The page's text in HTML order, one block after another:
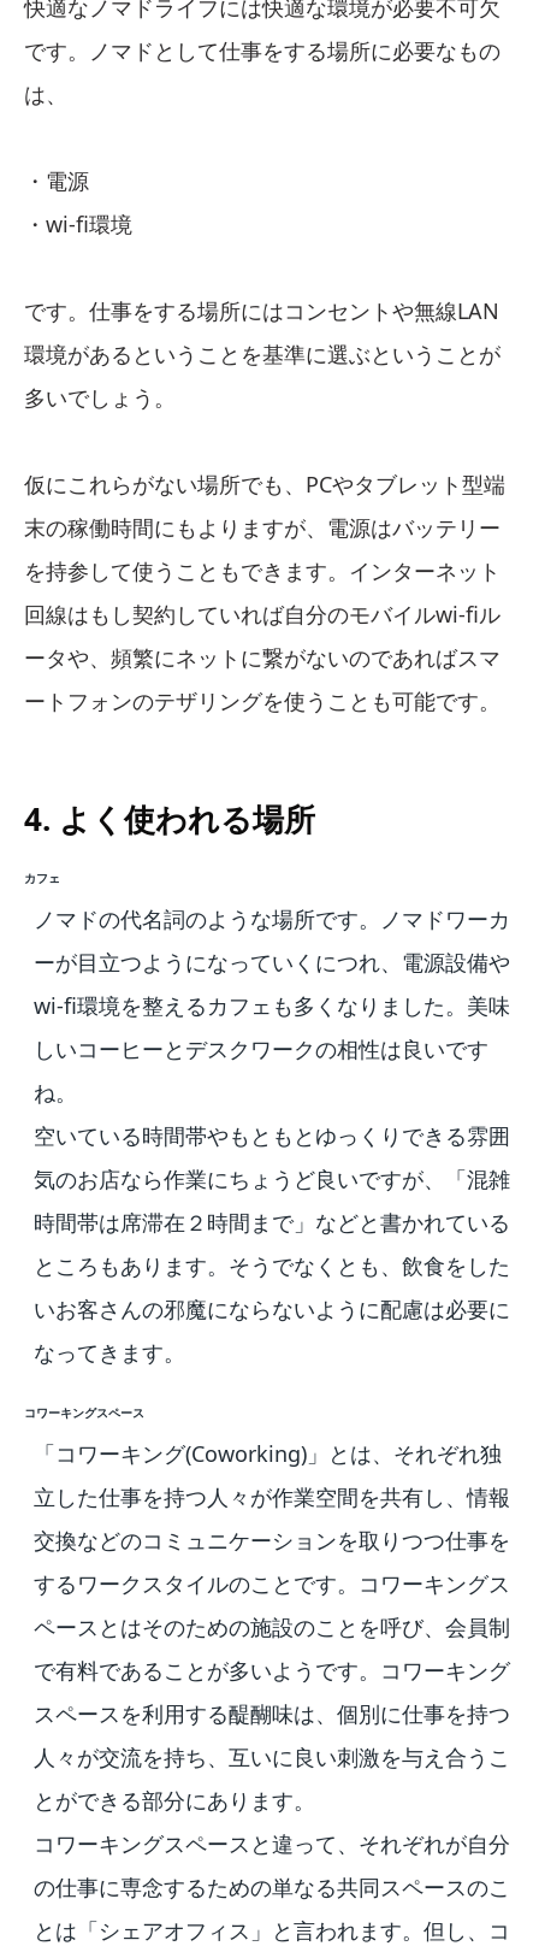
快適なノマドライフには快適な環境が必要不可欠
です。ノマドとして仕事をする場所に必要なもの
は、
・電源
・wi-fi環境
です。仕事をする場所にはコンセントや無線LAN
環境があるということを基準に選ぶということが
多いでしょう。
仮にこれらがない場所でも、PCやタブレット型端
末の稼働時間にもよりますが、電源はバッテリー
を持参して使うこともできます。インターネット
回線はもし契約していれば自分のモバイルwi-fiル
ータや、頻繁にネットに繋がないのであればスマ
ートフォンのテザリングを使うことも可能です。
4. よく使われる場所
カフェ
ノマドの代名詞のような場所です。ノマドワーカ
ーが目立つようになっていくにつれ、電源設備や
wi-fi環境を整えるカフェも多くなりました。美味
しいコーヒーとデスクワークの相性は良いです
ね。
空いている時間帯やもともとゆっくりできる雰囲
気のお店なら作業にちょうど良いですが、「混雑
時間帯は席滞在２時間まで」などと書かれている
ところもあります。そうでなくとも、飲食をした
いお客さんの邪魔にならないように配慮は必要に
なってきます。
コワーキングスペース
「コワーキング(Coworking)」とは、それぞれ独
立した仕事を持つ人々が作業空間を共有し、情報
交換などのコミュニケーションを取りつつ仕事を
するワークスタイルのことです。コワーキングス
ペースとはそのための施設のことを呼び、会員制
で有料であることが多いようです。コワーキング
スペースを利用する醍醐味は、個別に仕事を持つ
人々が交流を持ち、互いに良い刺激を与え合うこ
とができる部分にあります。
コワーキングスペースと違って、それぞれが自分
の仕事に専念するための単なる共同スペースのこ
とは「シェアオフィス」と言われます。但し、コ